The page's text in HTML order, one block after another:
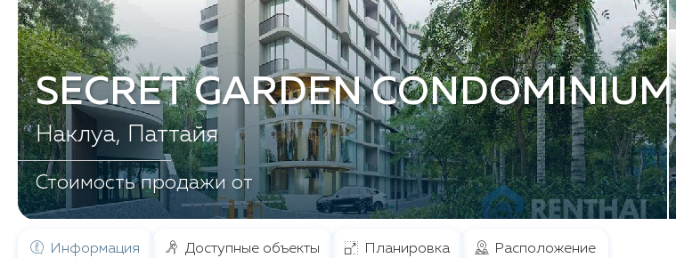
SECRET GARDEN CONDOMINIUM
Наклуа, Паттайя
Стоимость продажи от
Информация Доступные объекты Планировка Расположение